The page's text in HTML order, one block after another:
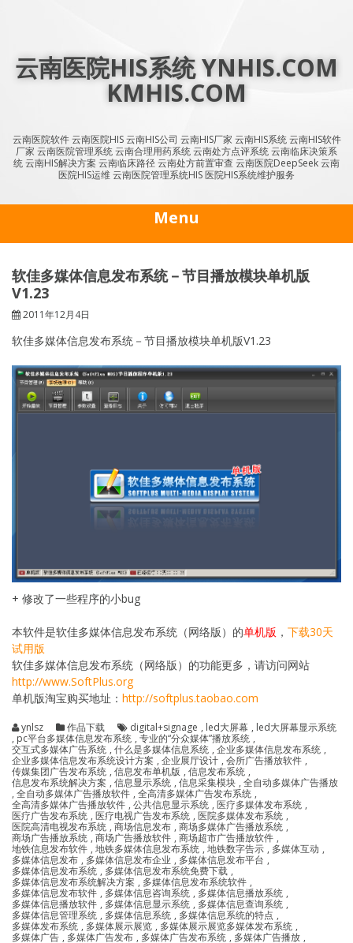
云南医院HIS系统 YNHIS.COM
KMHIS.COM
云南医院软件 云南医院HIS 云南HIS公司 云南HIS厂家 云南HIS系统 云南HIS软件
厂家 云南医院管理系统 云南合理用药系统 云南处方点评系统 云南临床决策系
统 云南HIS解决方案 云南临床路径 云南处方前置审查 云南医院DeepSeek 云南
医院HIS运维 云南医院管理系统HIS 医院HIS系统维护服务
Menu
软佳多媒体信息发布系统－节目播放模块单机版
V1.23
2011年12月4日
软佳多媒体信息发布系统－节目播放模块单机版V1.23
+ 修改了一些程序的小bug
本软件是软佳多媒体信息发布系统（网络版）的单机版 ， 下载30天
试用版
软佳多媒体信息发布系统（网络版）的功能更多，请访问网站
http://www.SoftPlus.org
单机版淘宝购买地址： http://softplus.taobao.com
ynlsz 作品下载 digital+signage , led大屏幕 , led大屏幕显示系统
, pc平台多媒体信息发布系统 , 专业的“分众媒体”播放系统 ,
交互式多媒体广告系统 , 什么是多媒体信息系统 , 企业多媒体信息发布系统 ,
企业多媒体信息发布系统设计方案 , 企业展厅设计 , 会所广告播放软件 ,
传媒集团广告发布系统 , 信息发布单机版 , 信息发布系统 ,
信息发布系统解决方案 , 信息显示系统 , 信息采集模块 , 全自动多媒体广告播放
, 全自动多媒体广告播放软件 , 全高清多媒体广告发布系统 ,
全高清多媒体广告播放软件 , 公共信息显示系统 , 医疗多媒体发布系统 ,
医疗广告发布系统 , 医疗电视广告发布系统 , 医院多媒体发布系统 ,
医院高清电视发布系统 , 商场信息发布 , 商场多媒体广告播放系统 ,
商场广告播放系统 , 商场广告播放软件 , 商场超市广告播放软件 ,
地铁信息发布软件 , 地铁多媒体信息发布系统 , 地铁数字告示 , 多媒体互动 ,
多媒体信息发布 , 多媒体信息发布企业 , 多媒体信息发布平台 ,
多媒体信息发布系统 , 多媒体信息发布系统免费下载 ,
多媒体信息发布系统解决方案 , 多媒体信息发布系统软件 ,
多媒体信息发布软件 , 多媒体信息咨询系统 , 多媒体信息播放系统 ,
多媒体信息播放软件 , 多媒体信息显示系统 , 多媒体信息查询系统 ,
多媒体信息管理系统 , 多媒体信息系统 , 多媒体信息系统的特点 ,
多媒体发布系统 , 多媒体展示展览 , 多媒体展示展览多媒体发布系统 ,
多媒体广告 , 多媒体广告发布 , 多媒体广告发布系统 , 多媒体广告播放 ,